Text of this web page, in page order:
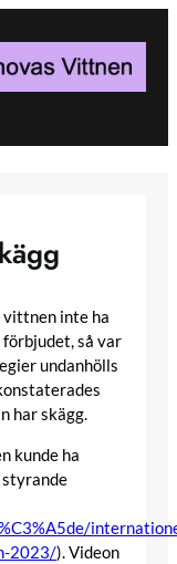
vittnen inte ha
så var
undanhölls
har skägg.
kunde ha
styrande
2023/). Videon